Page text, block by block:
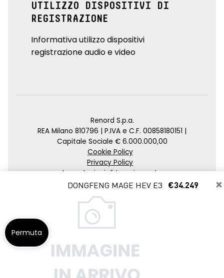
×
DONGFENG MAGE HEV E3 €34.249
UTILIZZO DISPOSITIVI DI
REGISTRAZIONE
Informativa utilizzo dispositivi
registrazione audio e video
Renord S.p.a.
REA Milano 810796 | P.IVA e C.F. 00858180151 |
Capitale Sociale € 6.000.000,00
Cookie Policy
Privacy Policy
Impostazioni di tracciamento
Credits
Agenzia SEO
Permuta